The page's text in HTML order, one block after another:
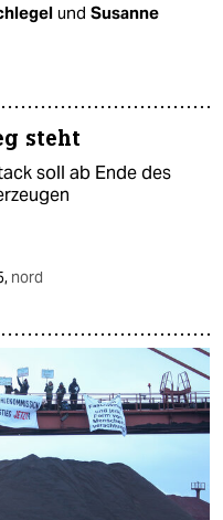
und Susanne
steht
soll ab Ende des
nord